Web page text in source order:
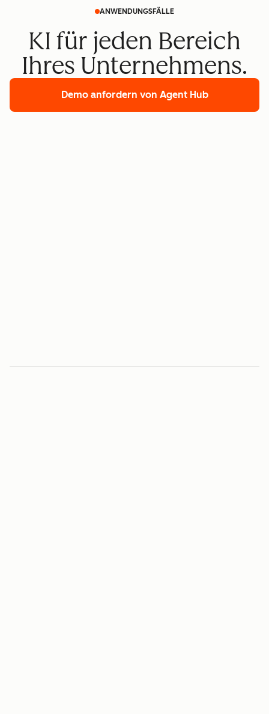
ANWENDUNGSFÄLLE
KI für jeden Bereich
Ihres Unternehmens.
Demo anfordern von Agent Hub